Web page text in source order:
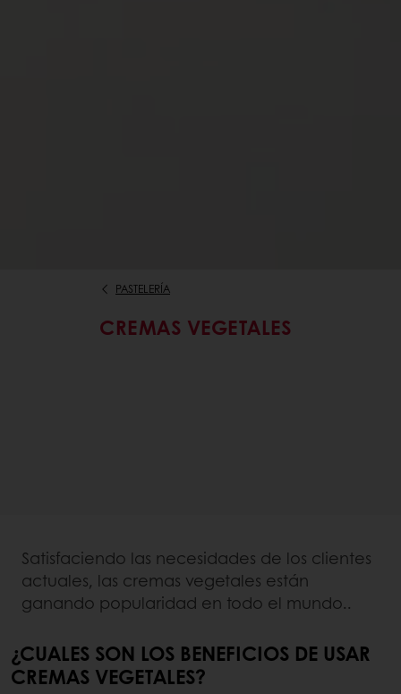
PASTELERÍA
CREMAS VEGETALES
Satisfaciendo las necesidades de los clientes
actuales, las cremas vegetales están
ganando popularidad en todo el mundo..
¿CUALES SON LOS BENEFICIOS DE USAR
CREMAS VEGETALES?